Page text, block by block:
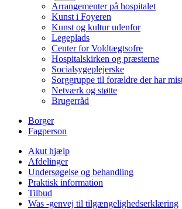
Arrangementer på hospitalet
Kunst i Foyeren
Kunst og kultur udenfor
Legeplads
Center for Voldtægtsofre
Hospitalskirken og præsterne
Socialsygeplejerske
Sorggruppe til forældre der har
Netværk og støtte
Brugerråd
Borger
Fagperson
Akut hjælp
Afdelinger
Undersøgelse og behandling
Praktisk information
Tilbud
Was -genvej til tilgængelighedserklæring